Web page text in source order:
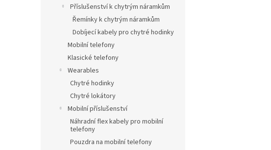
Příslušenství k chytrým náramkům
Řemínky k chytrým náramkům
Dobíjecí kabely pro chytré hodinky
Mobilní telefony
Klasické telefony
Wearables
Chytré hodinky
Chytré lokátory
Mobilní příslušenství
Náhradní flex kabely pro mobilní
telefony
Pouzdra na mobilní telefony